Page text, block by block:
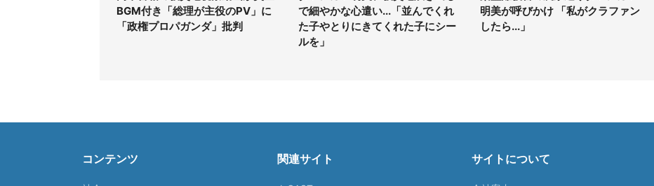
BGM付き「総理が主役のPV」に
「政権プロパガンダ」批判
で細やかな心遣い...「並んでくれ
た子やとりにきてくれた子にシー
ルを」
明美が呼びかけ 「私がクラファン
したら...」
コンテンツ 関連サイト サイトについて